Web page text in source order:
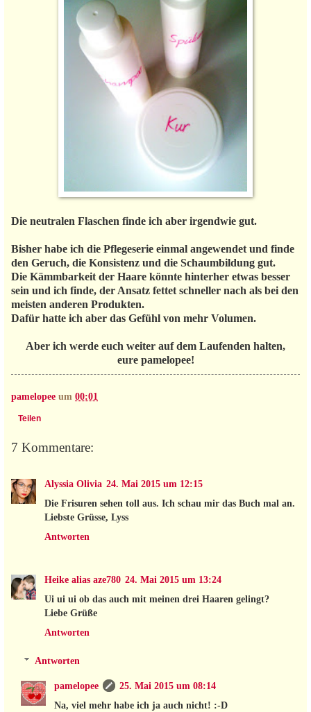
Die neutralen Flaschen finde ich aber irgendwie gut.
Bisher habe ich die Pflegeserie einmal angewendet und finde
den Geruch, die Konsistenz und die Schaumbildung gut.
Die Kämmbarkeit der Haare könnte hinterher etwas besser
sein und ich finde, der Ansatz fettet schneller nach als bei den
meisten anderen Produkten.
Dafür hatte ich aber das Gefühl von mehr Volumen.
Aber ich werde euch weiter auf dem Laufenden halten,
eure pamelopee!
pamelopee um 00:01
Teilen
7 Kommentare:
Alyssia Olivia 24. Mai 2015 um 12:15
Die Frisuren sehen toll aus. Ich schau mir das Buch mal an.
Liebste Grüsse, Lyss
Antworten
Heike alias aze780 24. Mai 2015 um 13:24
Ui ui ui ob das auch mit meinen drei Haaren gelingt?
Liebe Grüße
Antworten
Antworten
pamelopee
25. Mai 2015 um 08:14
Na, viel mehr habe ich ja auch nicht! :-D